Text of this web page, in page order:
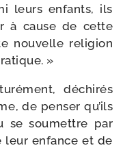
leurs enfants, ils
à cause de cette
nou­velle reli­gion
»
déchi­rés
de pen­ser qu’ils
se sou­mettre par
leur enfance et de